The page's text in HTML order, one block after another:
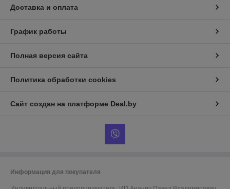
Доставка и оплата
График работы
Полная версия сайта
Политика обработки cookies
Сайт создан на платформе Deal.by
Информация для покупателя